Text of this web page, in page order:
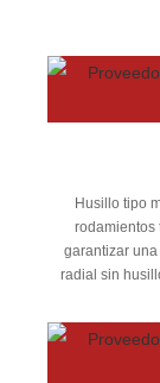
Husillo tipo
rodamientos
garantizar
radial sin